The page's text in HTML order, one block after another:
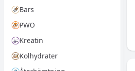
Bars
PWO
Kreatin
Kolhydrater